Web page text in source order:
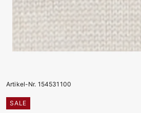
Artikel-Nr. 154531100
SALE